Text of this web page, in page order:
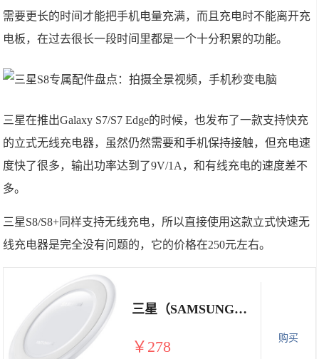
需要更长的时间才能把手机电量充满，而且充电时不能离开充
电板，在过去很长一段时间里都是一个十分积累的功能。
三星在推出Galaxy S7/S7 Edge的时候，也发布了一款支持快充
的立式无线充电器，虽然仍然需要和手机保持接触，但充电速
度快了很多，输出功率达到了9V/1A，和有线充电的速度差不
多。
三星S8/S8+同样支持无线充电，所以直接使用这款立式快速无
线充电器是完全没有问题的，它的价格在250元左右。
三星（SAMSUNG）立式 快速无线充电器 快充通用于S7 edge/S6 edge+/Note5 白色
￥278 购买